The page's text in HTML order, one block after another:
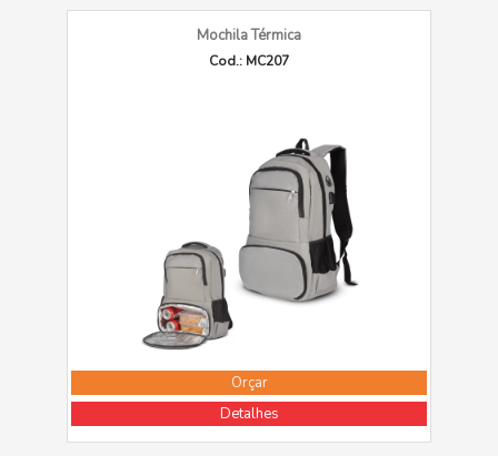
Mochila Térmica
Cod.: MC207
Orçar
Detalhes